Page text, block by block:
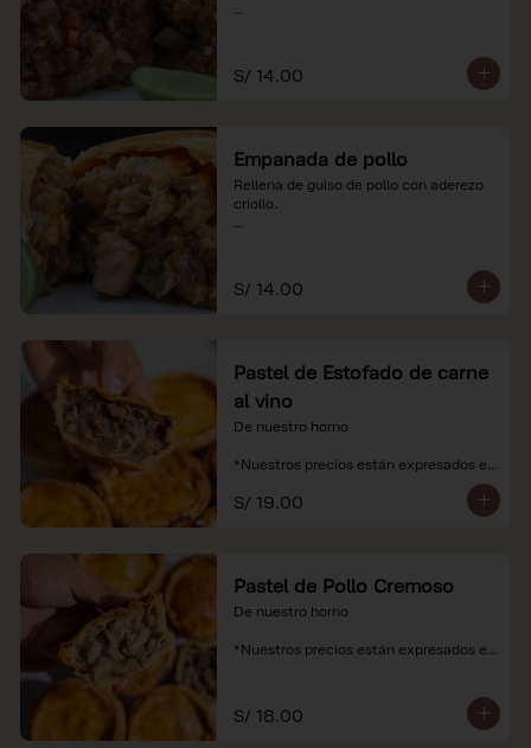
S/ 14.00
Empanada de pollo
Rellena de guiso de pollo con aderezo
criollo.
S/ 14.00
Pastel de Estofado de carne
al vino
De nuestro horno
*Nuestros precios están expresados en
recargo al consumo.
S/ 19.00
Pastel de Pollo Cremoso
De nuestro horno
*Nuestros precios están expresados en
S/ 18.00